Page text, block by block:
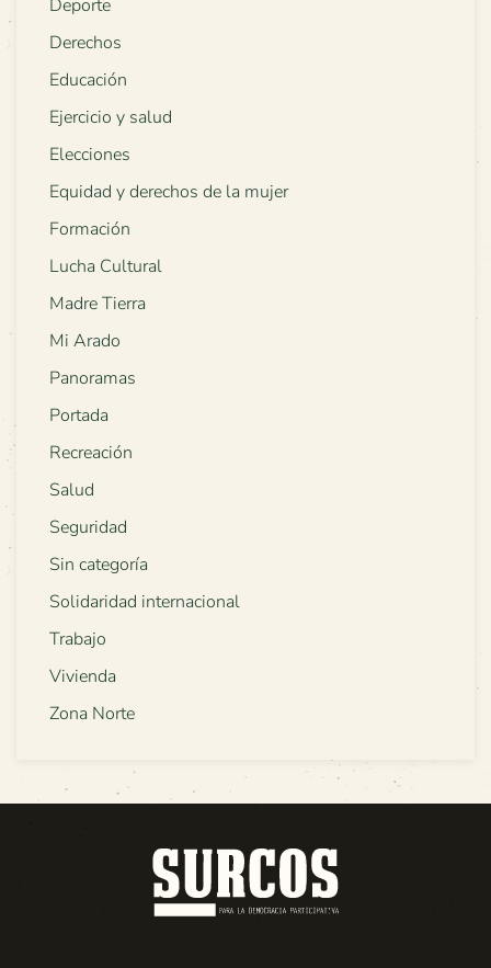
Deporte
Derechos
Educación
Ejercicio y salud
Elecciones
Equidad y derechos de la mujer
Formación
Lucha Cultural
Madre Tierra
Mi Arado
Panoramas
Portada
Recreación
Salud
Seguridad
Sin categoría
Solidaridad internacional
Trabajo
Vivienda
Zona Norte